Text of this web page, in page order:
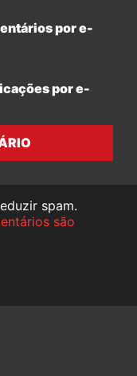
por e-
por e-
spam.
são